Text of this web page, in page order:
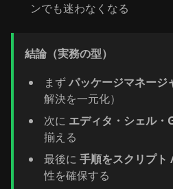
ンでも迷わなくなる
結論（実務の型）
まずパッケージマネージ
解決を一元化）
次に エディタ・シェル・
揃える
最後に 手順をスクリプ
性を確保する